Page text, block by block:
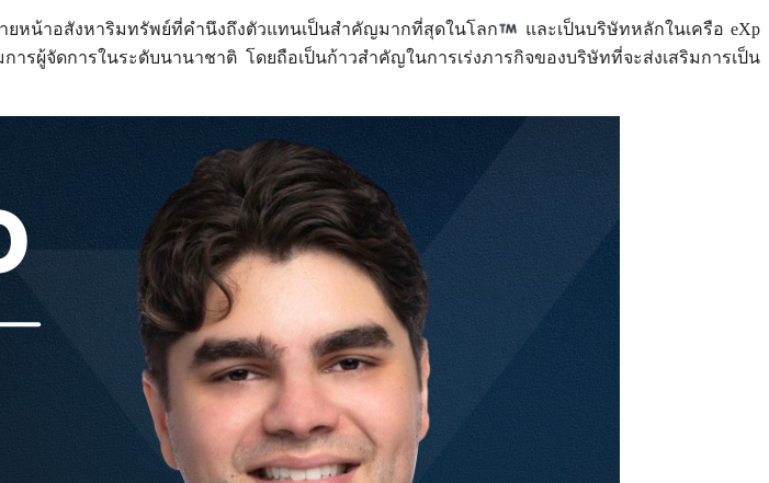
หน้าอสังหาริมทรัพย์ที่คำนึงถึงตัวแทนเป็นสำคัญมากที่สุดในโลก
และเป็นบริษัทหลักในเครือ eXp
ารผู้จัดการในระดับนานาชาติ โดยถือเป็นก้าวสำคัญในการเร่งภารกิจของบริษัทที่จะส่งเสริมการเป็น